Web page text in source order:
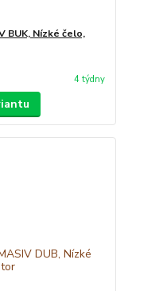
BUK, Nízké čelo,
4 týdny